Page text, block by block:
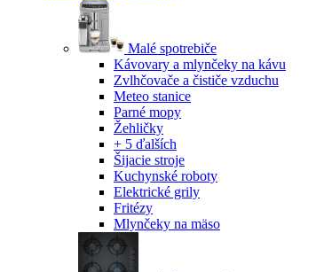
Malé spotrebiče
Kávovary a mlynčeky na kávu
Zvlhčovače a čističe vzduchu
Meteo stanice
Parné mopy
Žehličky
+ 5 ďalších
Šijacie stroje
Kuchynské roboty
Elektrické grily
Fritézy
Mlynčeky na mäso